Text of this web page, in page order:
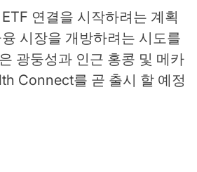
연결을 시작하려는 계획
시장을 개방하려는 시도를
광둥성과 인근 홍콩 및 메카
Connect를 곧 출시 할 예정